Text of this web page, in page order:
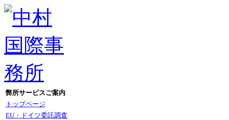
弊所サービスご案内
トップページ
EU・ドイツ委託調査